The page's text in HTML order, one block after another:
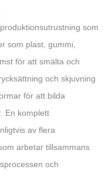
som
som plast, gummi,
för att smälta och
och skjuvning
för att bilda
En komplett
av flera
arbetar tillsammans
och